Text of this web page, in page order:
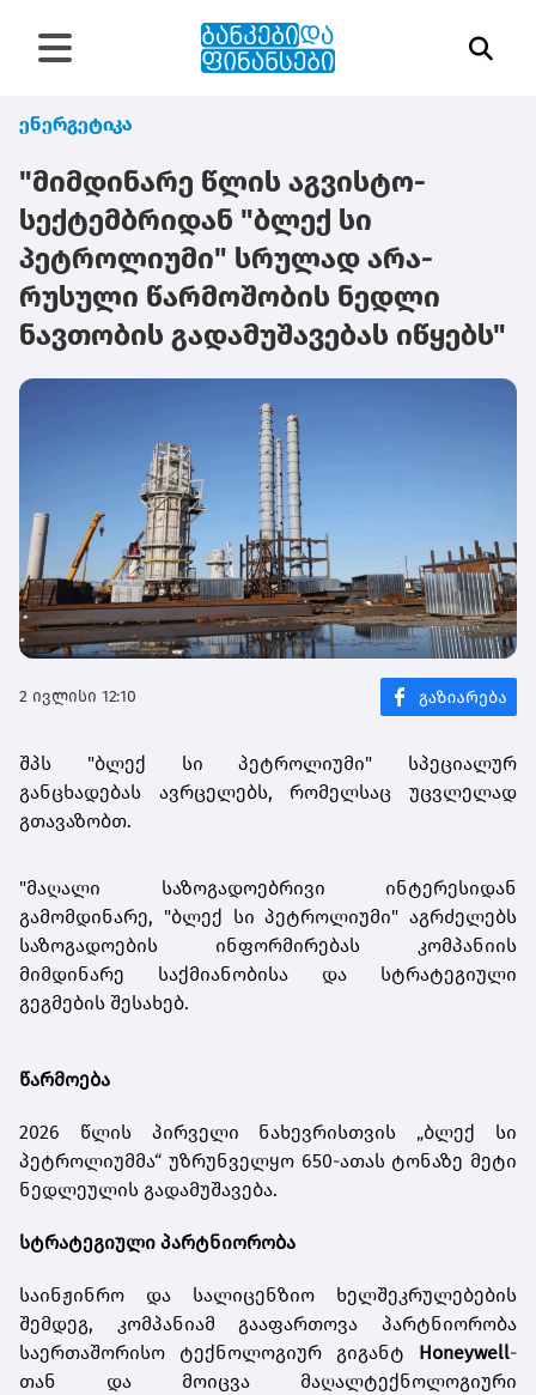
ენერგეტიკა
"მიმდინარე წლის აგვისტო-
სექტემბრიდან "ბლექ სი
პეტროლიუმი" სრულად არა-
რუსული წარმოშობის ნედლი
ნავთობის გადამუშავებას იწყებს"
2 ივლისი 12:10
შპს "ბლექ სი პეტროლიუმი" სპეციალურ
განცხადებას ავრცელებს, რომელსაც უცვლელად
გთავაზობთ.
"მაღალი საზოგადოებრივი ინტერესიდან
გამომდინარე, "ბლექ სი პეტროლიუმი" აგრძელებს
საზოგადოების ინფორმირებას კომპანიის
მიმდინარე საქმიანობისა და სტრატეგიული
გეგმების შესახებ.
წარმოება
2026 წლის პირველი ნახევრისთვის „ბლექ სი
პეტროლიუმმა“ უზრუნველყო 650-ათას ტონაზე მეტი
ნედლეულის გადამუშავება.
სტრატეგიული პარტნიორობა
საინჟინრო და სალიცენზიო ხელშეკრულებების
შემდეგ, კომპანიამ გააფართოვა პარტნიორობა
საერთაშორისო ტექნოლოგიურ გიგანტ Honeywell-
თან და მოიცვა მაღალტექნოლოგიური